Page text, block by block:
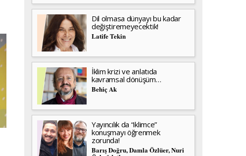
Dil olmasa dünyayı bu kadar
değiştiremeyecektik!
Latife Tekin
İklim krizi ve anlatıda
kavramsal dönüşüm…
Behiç Ak
Yayıncılık da “iklimce”
konuşmayı öğrenmek
zorunda!
Barış Doğru, Damla Özlüer, Nuri